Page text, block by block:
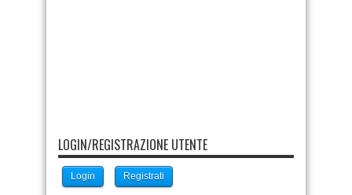
LOGIN/REGISTRAZIONE UTENTE
Login Registrati